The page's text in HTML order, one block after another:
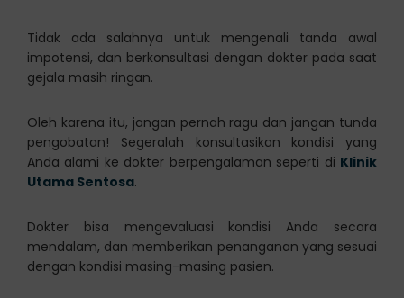
Tidak ada salahnya untuk mengenali tanda awal
impotensi, dan berkonsultasi dengan dokter pada saat
gejala masih ringan.
Oleh karena itu, jangan pernah ragu dan jangan tunda
pengobatan! Segeralah konsultasikan kondisi yang
Anda alami ke dokter berpengalaman seperti di Klinik
Utama Sentosa.
Dokter bisa mengevaluasi kondisi Anda secara
mendalam, dan memberikan penanganan yang sesuai
dengan kondisi masing-masing pasien.